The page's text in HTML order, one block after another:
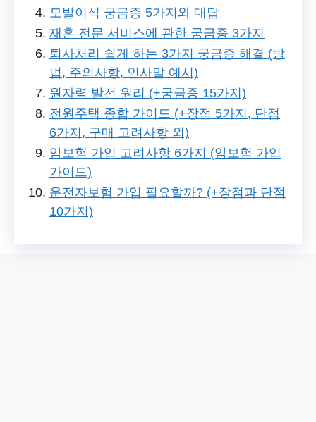
모발이식 궁금증 5가지와 대답
재혼 전문 서비스에 관한 궁금증 3가지
퇴사처리 쉽게 하는 3가지 궁금증 해결 (방
법, 주의사항, 인사말 예시)
원자력 발전 원리 (+궁금증 15가지)
전원주택 종합 가이드 (+장점 5가지, 단점
6가지, 구매 고려사항 외)
암보험 가입 고려사항 6가지 (암보험 가입
가이드)
운전자보험 가입 필요할까? (+장점과 단점
10가지)